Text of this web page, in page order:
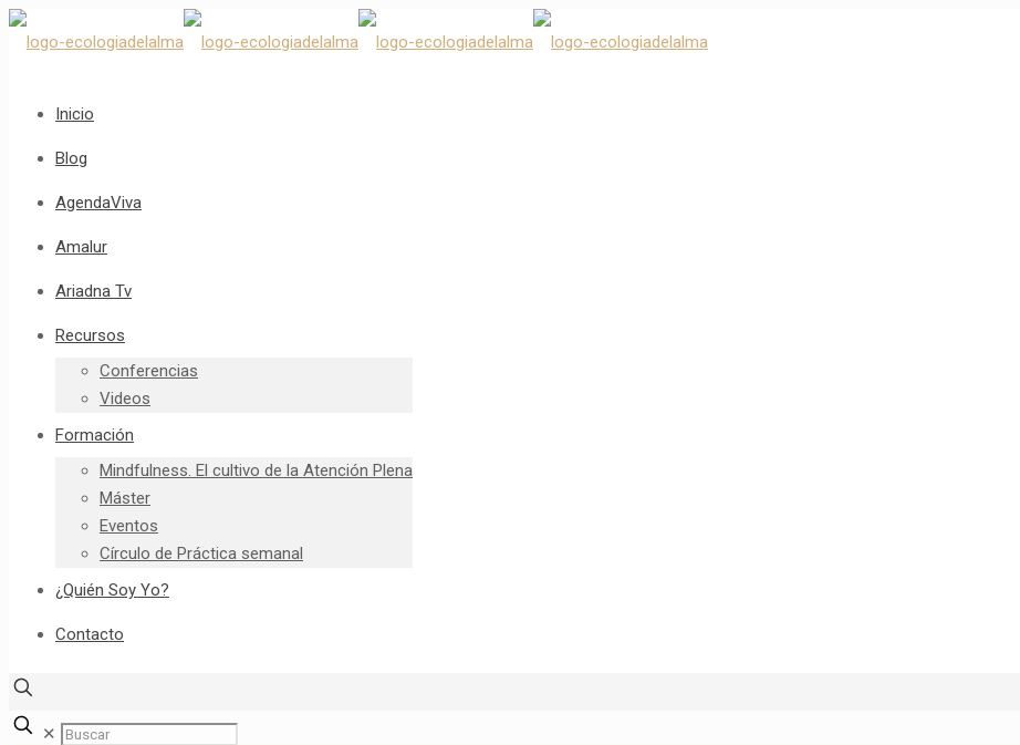
Inicio
Blog
AgendaViva
Amalur
Ariadna Tv
Recursos
Conferencias
Videos
Formación
Mindfulness. El cultivo de la Atención Plena
Máster
Eventos
Círculo de Práctica semanal
¿Quién Soy Yo?
Contacto
✕